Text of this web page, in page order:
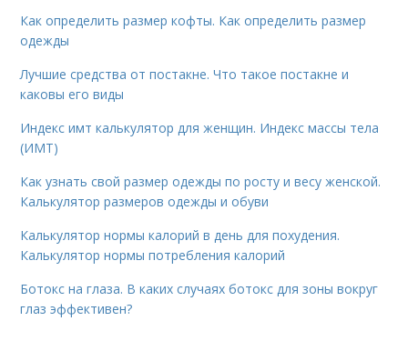
Как определить размер кофты. Как определить размер
одежды
Лучшие средства от постакне. Что такое постакне и
каковы его виды
Индекс имт калькулятор для женщин. Индекс массы тела
(ИМТ)
Как узнать свой размер одежды по росту и весу женской.
Калькулятор размеров одежды и обуви
Калькулятор нормы калорий в день для похудения.
Калькулятор нормы потребления калорий
Ботокс на глаза. В каких случаях ботокс для зоны вокруг
глаз эффективен?